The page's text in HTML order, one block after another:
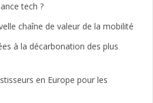
tech ?
chaîne de valeur de la mobilité
à la décarbonation des plus
en Europe pour les